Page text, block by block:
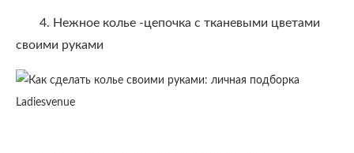
4. Нежное колье -цепочка с тканевыми цветами
своими руками